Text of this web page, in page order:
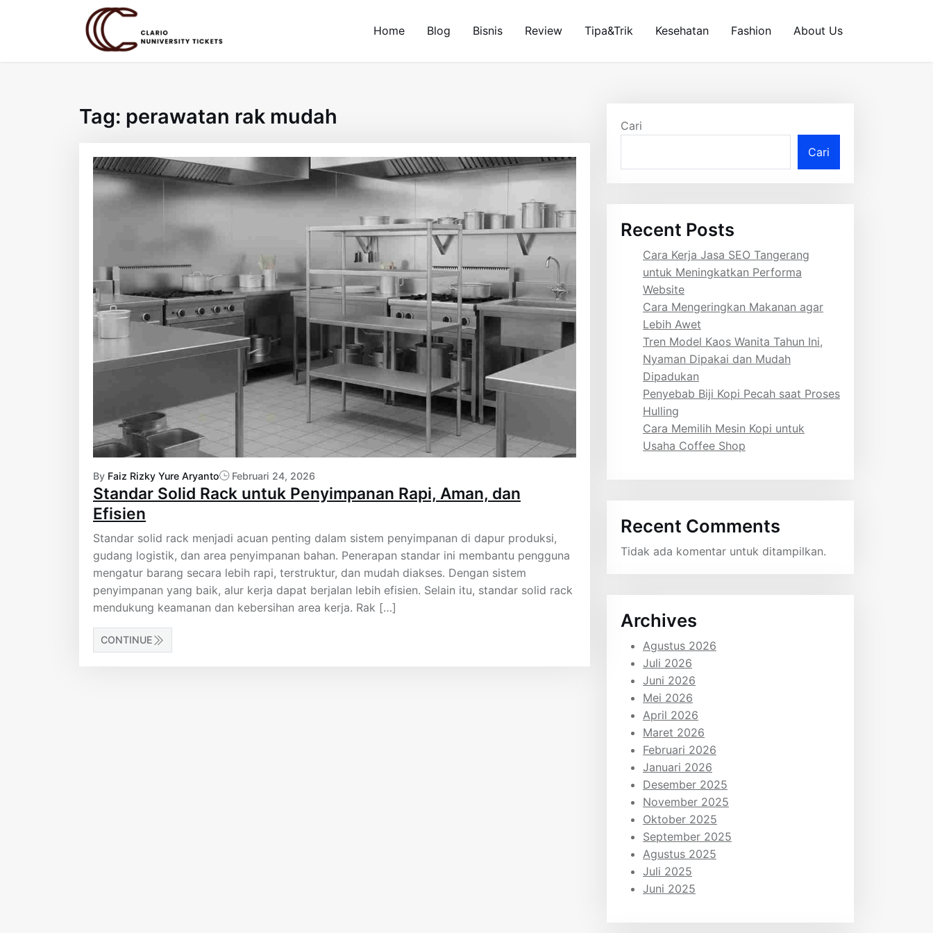
Home Blog Bisnis Review Tipa&Trik Kesehatan Fashion About Us
Tag: perawatan rak mudah
By Faiz Rizky Yure Aryanto Februari 24, 2026
Standar Solid Rack untuk Penyimpanan Rapi, Aman, dan
Efisien
Standar solid rack menjadi acuan penting dalam sistem penyimpanan di dapur produksi,
gudang logistik, dan area penyimpanan bahan. Penerapan standar ini membantu pengguna
mengatur barang secara lebih rapi, terstruktur, dan mudah diakses. Dengan sistem
penyimpanan yang baik, alur kerja dapat berjalan lebih efisien. Selain itu, standar solid rack
mendukung keamanan dan kebersihan area kerja. Rak […]
CONTINUE
Cari
Cari
Recent Posts
Cara Kerja Jasa SEO Tangerang
untuk Meningkatkan Performa
Website
Cara Mengeringkan Makanan agar
Lebih Awet
Tren Model Kaos Wanita Tahun Ini,
Nyaman Dipakai dan Mudah
Dipadukan
Penyebab Biji Kopi Pecah saat Proses
Hulling
Cara Memilih Mesin Kopi untuk
Usaha Coffee Shop
Recent Comments
Tidak ada komentar untuk ditampilkan.
Archives
Agustus 2026
Juli 2026
Juni 2026
Mei 2026
April 2026
Maret 2026
Februari 2026
Januari 2026
Desember 2025
November 2025
Oktober 2025
September 2025
Agustus 2025
Juli 2025
Juni 2025